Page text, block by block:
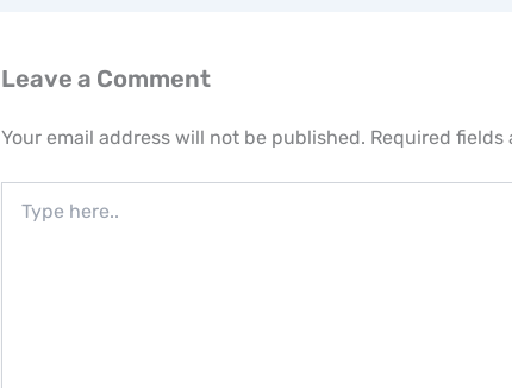
Leave a Comment
Your email address will not be published. Required fields
here..